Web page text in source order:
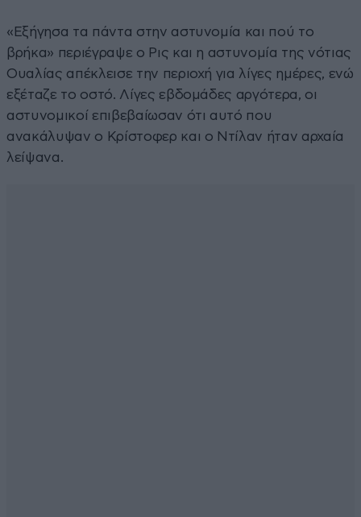
«Εξήγησα τα πάντα στην αστυνομία και πού το
βρήκα» περιέγραψε ο Ρις και η αστυνομία της νότιας
Ουαλίας απέκλεισε την περιοχή για λίγες ημέρες, ενώ
εξέταζε το οστό. Λίγες εβδομάδες αργότερα, οι
αστυνομικοί επιβεβαίωσαν ότι αυτό που
ανακάλυψαν ο Κρίστοφερ και ο Ντίλαν ήταν αρχαία
λείψανα.